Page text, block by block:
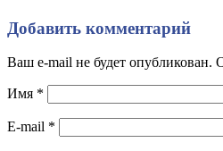
Добавить комментарий
Ваш e-mail не будет опубликован.
Имя *
E-mail *